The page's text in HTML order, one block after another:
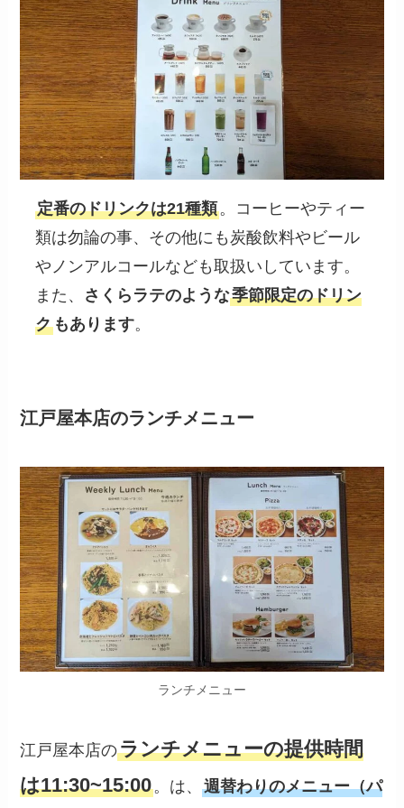
定番のドリンクは21種類。コーヒーやティー
類は勿論の事、その他にも炭酸飲料やビール
やノンアルコールなども取扱いしています。
また、
さくらラテのような季節限定のドリン
クもあります。
江戸屋本店のランチメニュー
ランチメニュー
江戸屋本店のランチメニューの提供時間
は11:30~15:00。は、週替わりのメニュー（パ